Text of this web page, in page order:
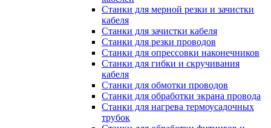
Станки для мерной резки и зачистки
кабеля
Станки для зачистки кабеля
Станки для резки проводов
Станки для опрессовки наконечников
Станки для гибки и скручивания
кабеля
Станки для обмотки проводов
Станки для обработки экрана провода
Станки для нагрева термоусадочных
трубок